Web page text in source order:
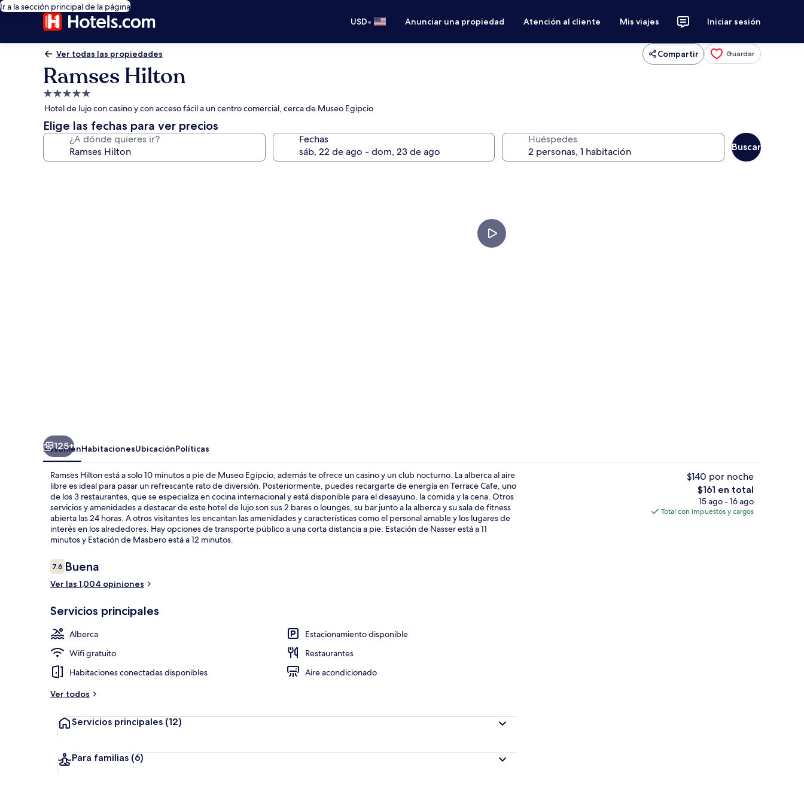
Ir a la sección principal de la página
USD• Anunciar una propiedad Atención al cliente Mis viajes Iniciar sesión
Ver todas las propiedades Compartir Guardar
Ramses Hilton
Propiedad
de
5.0
estrellas
Hotel de lujo con casino y con acceso fácil a un centro comercial, cerca de Museo Egipcio
Elige las fechas para ver precios
¿A dónde quieres ir? Fechas Huéspedes
Buscar
Alberca al aire libre, sombrillas en la alberca y camastrosSábanas de algodón egipcio, ropa
125+
ResumenHabitacionesUbicaciónPolíticas
Ramses Hilton está a solo 10 minutos a pie de Museo Egipcio, además te ofrece un casino y un club nocturno. La alberca al aire
libre es ideal para pasar un refrescante rato de diversión. Posteriormente, puedes recargarte de energía en Terrace Cafe, uno
de los 3 restaurantes, que se especializa en cocina internacional y está disponible para el desayuno, la comida y la cena. Otros
servicios y amenidades a destacar de este hotel de lujo son sus 2 bares o lounges, su bar junto a la alberca y su sala de fitness
abierta las 24 horas. A otros visitantes les encantan las amenidades y características como el personal amable y los lugares de
interés en los alrededores. Hay opciones de transporte público a una corta distancia a pie: Estación de Nasser está a 11
minutos y Estación de Masbero está a 12 minutos.
Opiniones
7.67.6 de 10,
Buena
Ver las 1,004 opiniones
Servicios principales
Alberca
Estacionamiento disponible
Wifi gratuito
Restaurantes
Habitaciones conectadas disponibles
Aire acondicionado
Ver todos
Servicios principales (12)
Para familias (6)
$140 por noche
El
precio
total
$161 en total
15 ago - 16 ago
Total con impuestos y cargos